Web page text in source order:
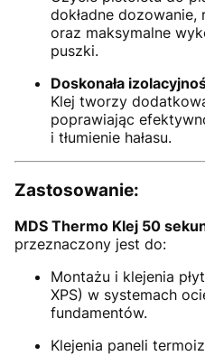
dokładne dozowanie,
oraz maksymalne
puszki.
Doskonała
Klej tworzy
poprawiając
i tłumienie hałasu.
Zastosowanie:
MDS Thermo Klej 50
przeznaczony jest do:
Montażu i klejenia
XPS) w systemach
fundamentów.
Klejenia paneli